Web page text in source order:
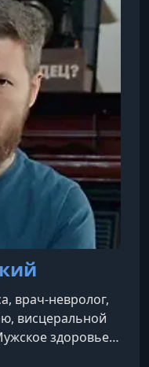
и синдрома
приглашенный
врач-невролог,
висцеральной
здоровье
всегда